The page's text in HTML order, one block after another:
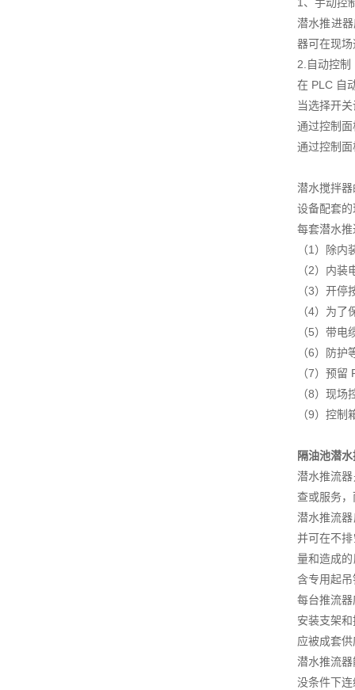
潜水推进
器可在现
2.自动控制
在 PLC 自
当选择开
通过控制
通过控制
潜水搅拌
设备配套
每套潜水
（1）除
（2）内
（3）开
（4）为
（5）带电
（6）防护
（7）预
（8）现
（9）控
隔油池潜
潜水推流
查或服务
潜水推流
并可在不
量和造成
含专用起
每台推流
安装支架
应被成套
潜水推流
没条件下